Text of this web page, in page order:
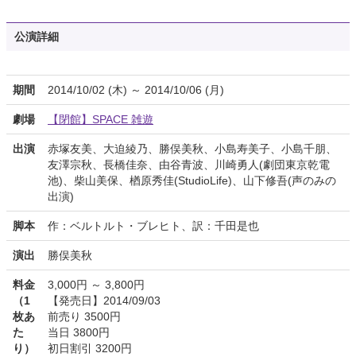
公演詳細
期間 2014/10/02 (木) ～ 2014/10/06 (月)
劇場 【閉館】SPACE 雑遊
出演
赤塚友美、大迫綾乃、勝俣美秋、小島寿美子、小島千朋、
友澤宗秋、長橋佳奈、由谷青波、川崎勇人(劇団東京乾電
池)、柴山美保、楢原秀佳(StudioLife)、山下修吾(声のみの
出演)
脚本 作：ベルトルト・ブレヒト、訳：千田是也
演出 勝俣美秋
料金
（1
枚あ
た
り）
3,000円 ～ 3,800円
【発売日】2014/09/03
前売り 3500円
当日 3800円
初日割引 3200円